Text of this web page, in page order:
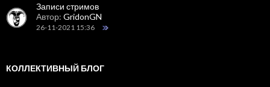
Записи стримов
Автор: GridonGN
26-11-2021 15:36
КОЛЛЕКТИВНЫЙ БЛОГ